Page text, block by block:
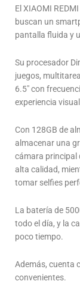
El XIAOMI
buscan un
pantalla fluida y
Su procesador
juegos,
6.5″ con
experiencia
Con 128GB de
almacenar una
cámara principal
alta calidad,
tomar selfies
La batería de
todo el día, y la
poco tiempo.
Además, cuenta
convenientes.